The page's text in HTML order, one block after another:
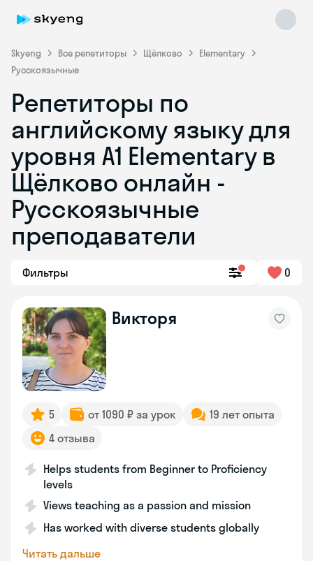
Skyeng Все репетиторы Щёлково
Elementary
Русскоязычные
Репетиторы по
английскому языку для
уровня A1 Elementary в
Щёлково онлайн -
Русскоязычные
преподаватели
Фильтры 0
Викторя
5 от 1090 ₽ за урок
19 лет опыта
4 отзыва
Helps students from Beginner to Proficiency
levels
Views teaching as a passion and mission
Has worked with diverse students globally
Читать дальше
Skyeng Chat